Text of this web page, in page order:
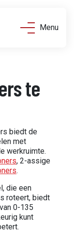
Menu
te
biedt de
met
werkruimte.
, 2-assige
.
die een
roteert, biedt
0-135
kunt